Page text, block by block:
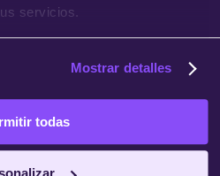
servicios.
Mostrar detalles
todas